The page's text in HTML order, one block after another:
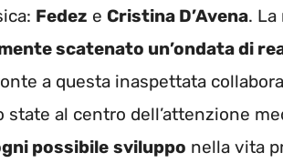
Fedez e Cristina D’Avena. La
scatenato un’ondata di
a questa inaspettata
al centro dell’attenzione
possibile sviluppo nella vita